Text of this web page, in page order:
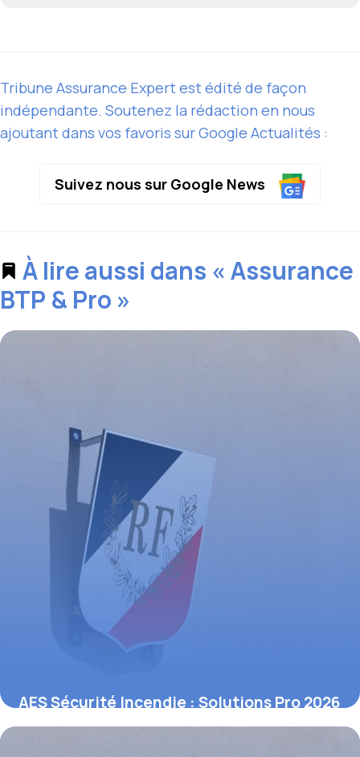
Tribune Assurance Expert est édité de façon
indépendante. Soutenez la rédaction en nous
ajoutant dans vos favoris sur Google Actualités :
Suivez nous sur Google News
À lire aussi dans « Assurance
BTP & Pro »
AES Sécurité Incendie : Solutions Pro 2026
4 juin 2026